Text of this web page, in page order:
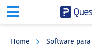
Home Software para